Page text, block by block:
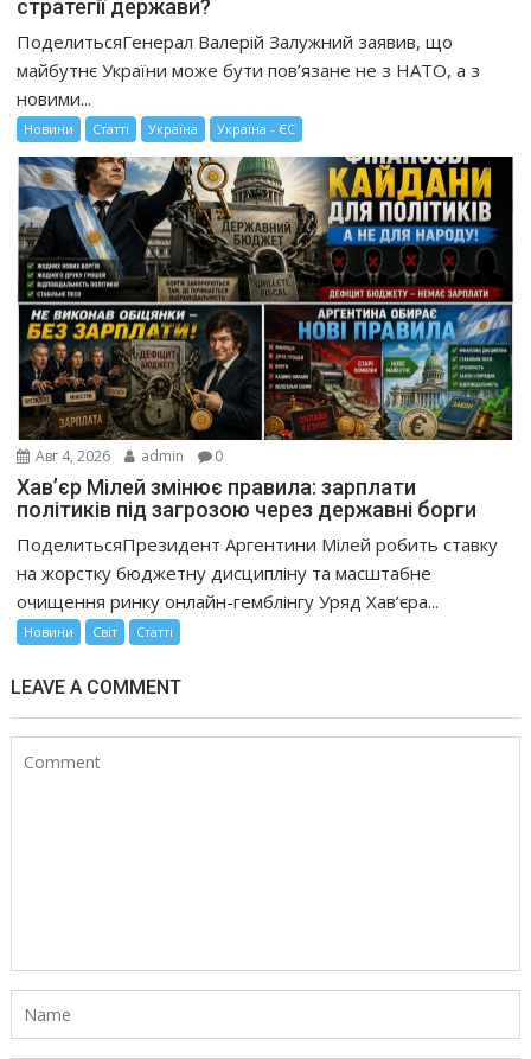
стратегії держави?
ПоделитьсяГенерал Валерій Залужний заявив, що
майбутнє України може бути пов’язане не з НАТО, а з
новими...
Новини Статті Україна Україна - ЄС
Авг 4, 2026 admin 0
Хав’єр Мілей змінює правила: зарплати
політиків під загрозою через державні борги
ПоделитьсяПрезидент Аргентини Мілей робить ставку
на жорстку бюджетну дисципліну та масштабне
очищення ринку онлайн-гемблінгу Уряд Хав’єра...
Новини Світ Статті
LEAVE A COMMENT